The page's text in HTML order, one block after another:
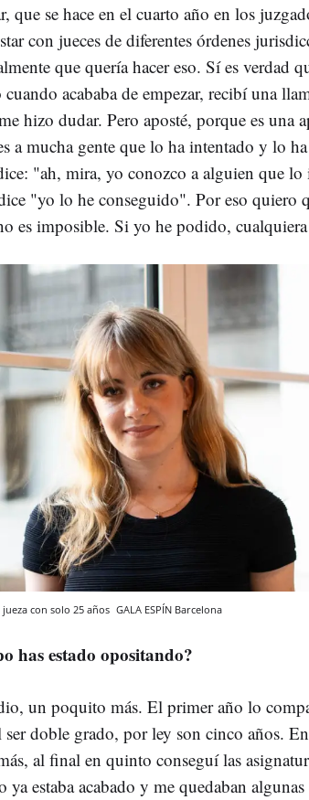
que se hace en el cuarto año en los
con jueces de diferentes órdenes
que quería hacer eso. Sí es verdad
acababa de empezar, recibí una
hizo dudar. Pero aposté, porque es una
a mucha gente que lo ha intentado y lo
"ah, mira, yo conozco a alguien que
"yo lo he conseguido". Por eso quiero
es imposible. Si yo he podido,
con solo 25 años GALA ESPÍN Barcelona
has estado opositando?
un poquito más. El primer año lo
ser doble grado, por ley son cinco años.
al final en quinto conseguí las
ya estaba acabado y me quedaban